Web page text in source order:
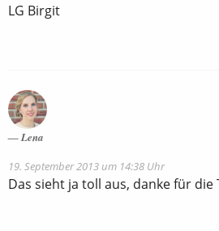
LG Birgit
Lena
19. September 2013 um 14:38 Uhr
Das sieht ja toll aus, danke für die